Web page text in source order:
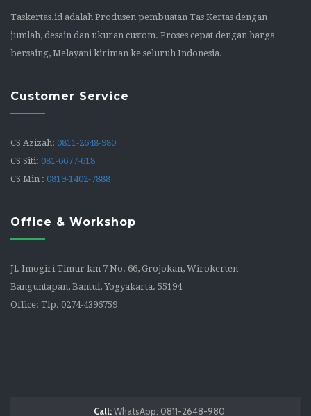
Taskertas.id adalah Produsen pembuatan Tas Kertas dengan
jumlah, desain dan ukuran custom. Proses cepat dengan harga
bersaing, Melayani kiriman ke seluruh Indonesia.
Customer Service
CS Azizah: 0811-2648-980
CS Siti: 081-6677-618
CS Min : 0819-1402-7888
Office & Workshop
Jl. Imogiri Timur km 7 No. 66, Grojokan, Wirokerten
Banguntapan, Bantul, Yogyakarta. 55194
Office: Tlp. 0274-4396759
Call:WhatsApp: 0811-2648-980